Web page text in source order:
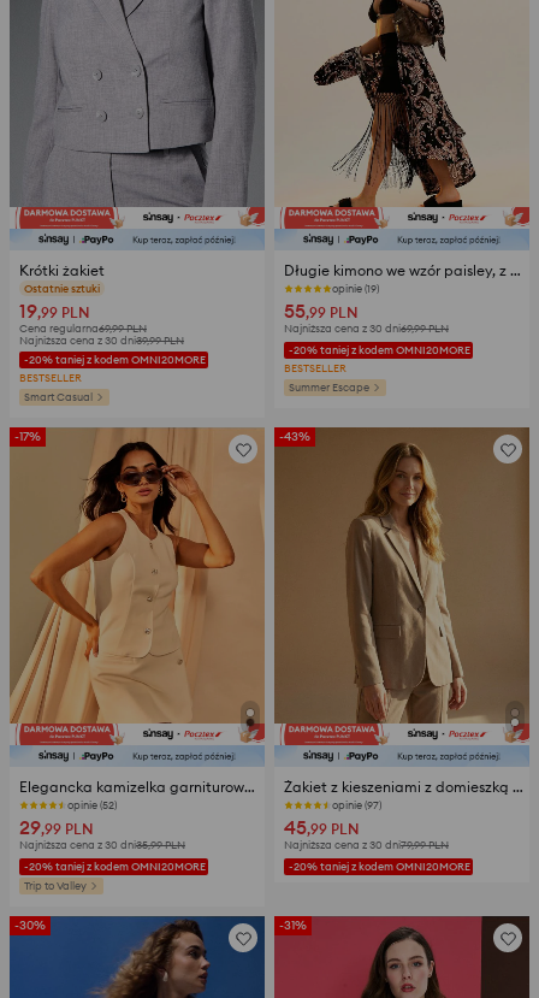
Krótki żakiet
opinie (199)
19,99 PLN
Cena regularna69,99PLN
Najniższa cena z 30 dni39,99PLN
-20% taniej z kodem OMNI20MORE
BESTSELLER
Smart Casual
Długie kimono we wzór paisley, z wiskozą i domieszką lnu
opinie (19)
55,99 PLN
Najniższa cena z 30 dni69,99PLN
-20% taniej z kodem OMNI20MORE
BESTSELLER
Summer Escape
-17%
Elegancka kamizelka garniturowa z ozdobnymi guzikami
opinie (52)
29,99 PLN
Najniższa cena z 30 dni35,99PLN
-20% taniej z kodem OMNI20MORE
Trip to Valley
-43%
Żakiet z kieszeniami z domieszką wiskozy i lnu
opinie (97)
45,99 PLN
Najniższa cena z 30 dni79,99PLN
-20% taniej z kodem OMNI20MORE
-30% -31%